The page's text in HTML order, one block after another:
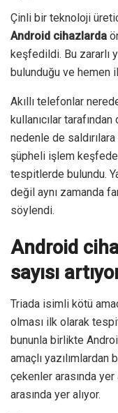
Çinli bir teknoloji
Android cihazlarda
keşfedildi. Bu zararlı
bulunduğu ve
Akıllı telefonlar
kullanıcılar
nedenle de
şüpheli işlem
tespitlerde bulundu.
değil aynı zamanda
söylendi.
Android
sayısı
Triada isimli kötü
olması ilk olarak
bununla birlikte
amaçlı
çekenler arasında
arasında yer alıyor.